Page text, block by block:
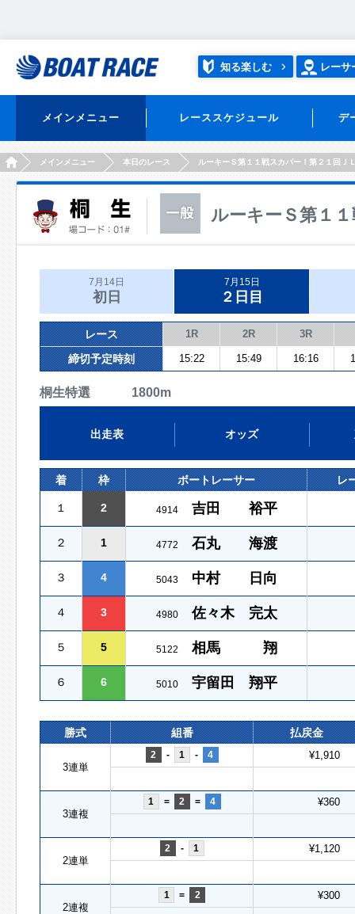
知る楽しむ レーサ
メインメニュー レーススケジュール デ
HOMEメインメニュー 本日のレース ルーキーＳ第１１戦スカパー！第２１回Ｊ
ルーキーＳ第１
7月14日
初日
7月15日
２日目
レース 1R 2R 3R
締切予定時刻 15:22 15:49 16:16
桐生特選 1800m
出走表 オッズ
着 枠 ボートレーサー レ
１ 2 4914 吉田 裕平
２ 1 4772 石丸 海渡
３ 4 5043 中村 日向
４ 3 4980 佐々木 完太
５ 5 5122 相馬 翔
６ 6 5010 宇留田 翔平
勝式 組番 払戻金
3連単
2 - 1 - 4 ¥1,910
3連複
1 = 2 = 4 ¥360
2連単
2 - 1 ¥1,120
2連複
1 = 2 ¥300